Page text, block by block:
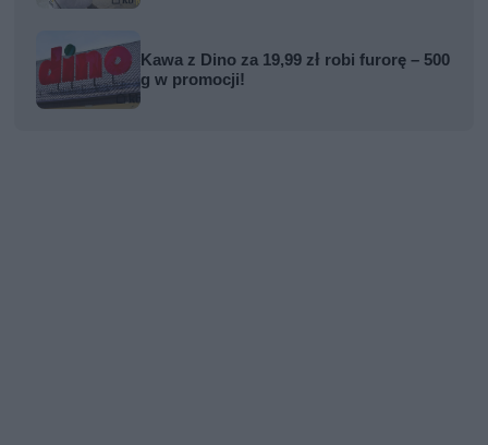
Kawa z Dino za 19,99 zł robi furorę – 500
g w promocji!